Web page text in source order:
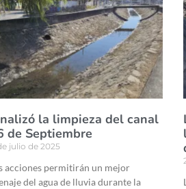
la limpieza del canal
de Septiembre
julio de 2025
acciones permitirán un mejor
del agua de lluvia durante la